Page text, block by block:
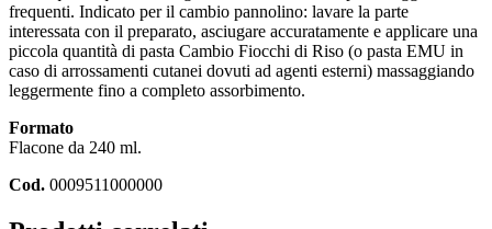
frequenti. Indicato per il cambio pannolino: lavare la parte
interessata con il preparato, asciugare accuratamente e applicare una
piccola quantità di pasta Cambio Fiocchi di Riso (o pasta EMU in
caso di arrossamenti cutanei dovuti ad agenti esterni) massaggiando
leggermente fino a completo assorbimento.
Formato
Flacone da 240 ml.
Cod. 0009511000000